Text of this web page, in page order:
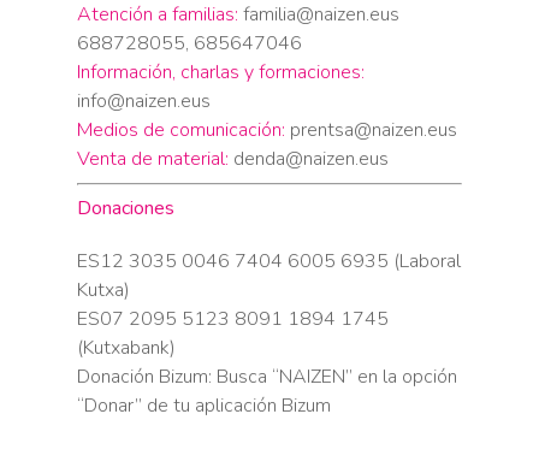
Atención a familias: familia@naizen.eus
688728055, 685647046
Información, charlas y formaciones:
info@naizen.eus
Medios de comunicación: prentsa@naizen.eus
Venta de material: denda@naizen.eus
Donaciones
ES12 3035 0046 7404 6005 6935 (Laboral
Kutxa)
ES07 2095 5123 8091 1894 1745
(Kutxabank)
Donación Bizum: Busca “NAIZEN” en la opción
“Donar” de tu aplicación Bizum